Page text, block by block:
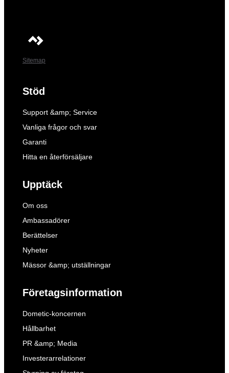
Sitemap
Stöd
Support &amp; Service
Vanliga frågor och svar
Garanti
Hitta en återförsäljare
Upptäck
Om oss
Ambassadörer
Berättelser
Nyheter
Mässor &amp; utställningar
Företagsinformation
Dometic-koncernen
Hållbarhet
PR &amp; Media
Investerarrelationer